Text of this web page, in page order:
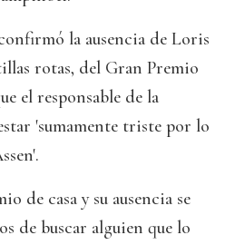
la ausencia de Loris
rotas, del Gran Premio
el responsable de la
'sumamente triste por lo
de casa y su ausencia se
de buscar alguien que lo